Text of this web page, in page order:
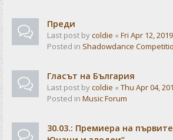
Преди
Last post bycoldie « Fri Apr 12,
Posted in Shadowdance
Гласът на България
Last post bycoldie « Thu Apr 04,
Posted in Music Forum
30.03.: Премиера на